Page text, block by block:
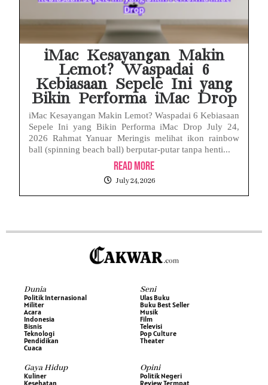
iMac Kesayangan Makin
Lemot? Waspadai 6
Kebiasaan Sepele Ini yang
Bikin Performa iMac Drop
iMac Kesayangan Makin Lemot? Waspadai 6 Kebiasaan
Sepele Ini yang Bikin Performa iMac Drop July 24,
2026 Rahmat Yanuar Meringis melihat ikon rainbow
ball (spinning beach ball) berputar-putar tanpa henti...
Read More
July 24, 2026
Dunia
Politik Internasional
Militer
Acara
Indonesia
Bisnis
Teknologi
Pendidikan
Cuaca
Seni
Ulas Buku
Buku Best Seller
Musik
Film
Televisi
Pop Culture
Theater
Gaya Hidup
Kuliner
Kesehatan
Opini
Politik Negeri
Review Termpat